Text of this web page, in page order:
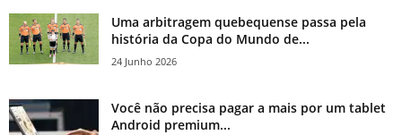
Uma arbitragem quebequense passa pela
história da Copa do Mundo de...
24 Junho 2026
Você não precisa pagar a mais por um tablet
Android premium...